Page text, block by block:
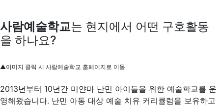
사람예술학교는 현지에서 어떤 구호활동
을 하나요?
▲이미지 클릭 시 사람예술학교 홈페이지로 이동
2013년부터 10년간 미얀마 난민 아이들을 위한 예술학교를 운
영해왔습니다. 난민 아동 대상 예술 치유 커리큘럼을 보유하고